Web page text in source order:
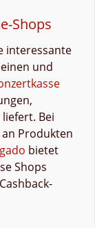
Shops
interessante
und
Bei
Produkten
bietet
Shops